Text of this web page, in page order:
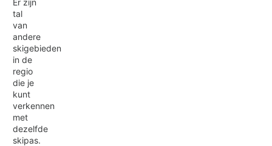
tal
van
andere
skigebieden
in de
regio
die je
kunt
verkennen
met
dezelfde
skipas.